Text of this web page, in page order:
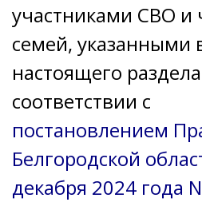
участниками СВО и
семей, указанными
настоящего
соответствии с
постановлением
Белгородской
декабря 2024 года